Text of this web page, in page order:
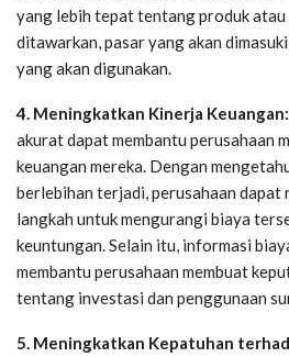
yang lebih tepat tentang produk atau
ditawarkan, pasar yang akan
yang akan digunakan.
4. Meningkatkan Kinerja Keuangan:
akurat dapat membantu perusahaan
keuangan mereka. Dengan
berlebihan terjadi, perusahaan dapat
langkah untuk mengurangi biaya
keuntungan. Selain itu, informasi
membantu perusahaan membuat
tentang investasi dan penggunaan
5. Meningkatkan Kepatuhan